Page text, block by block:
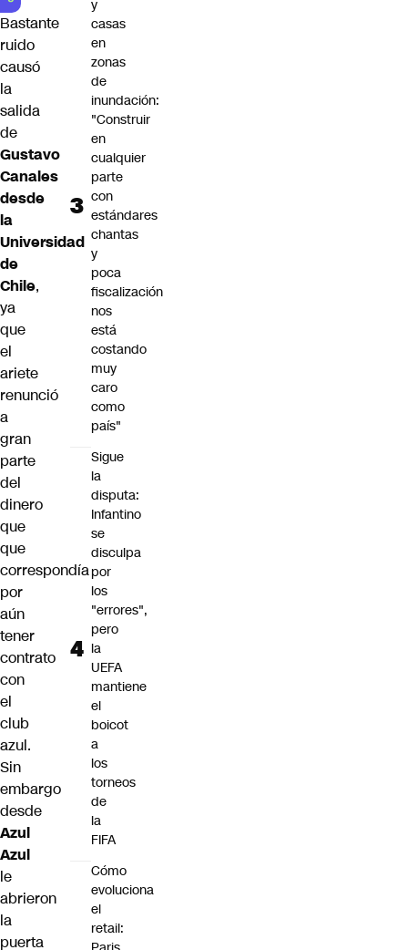
Bastante
ruido
causó
la
salida
de
Gustavo
Canales
desde
la
Universidad
de
Chile,
ya
que
el
ariete
renunció
a
gran
parte
del
dinero
que
que
correspondía
por
aún
tener
contrato
con
el
club
azul.
Sin
embargo
desde
Azul
Azul
le
abrieron
la
puerta
y
casas
en
zonas
de
inundación:
"Construir
en
cualquier
parte
con
estándares
chantas
y
poca
fiscalización
nos
está
costando
muy
caro
como
país"
Sigue
la
disputa:
Infantino
se
disculpa
por
los
"errores",
pero
la
UEFA
mantiene
el
boicot
a
los
torneos
de
la
FIFA
Cómo
evoluciona
el
retail: